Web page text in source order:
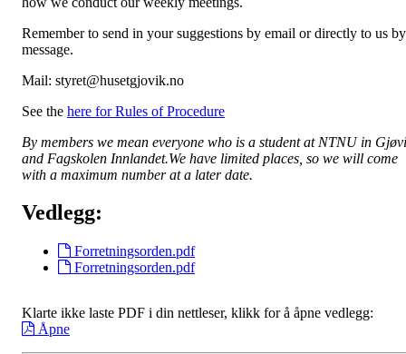
Remember to send in your suggestions by email or directly to us by
message.
Mail: styret@husetgjovik.no
See the here for Rules of Procedure
By members we mean everyone who is a student at NTNU in
and Fagskolen Innlandet.We have limited places, so we will come
with a maximum number at a later date.
Vedlegg:
Forretningsorden.pdf
Forretningsorden.pdf
Klarte ikke laste PDF i din nettleser, klikk for å åpne vedlegg:
Åpne